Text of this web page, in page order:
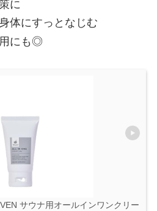
体にすっとなじむ
にも◎
サウナ用オールインワンクリー